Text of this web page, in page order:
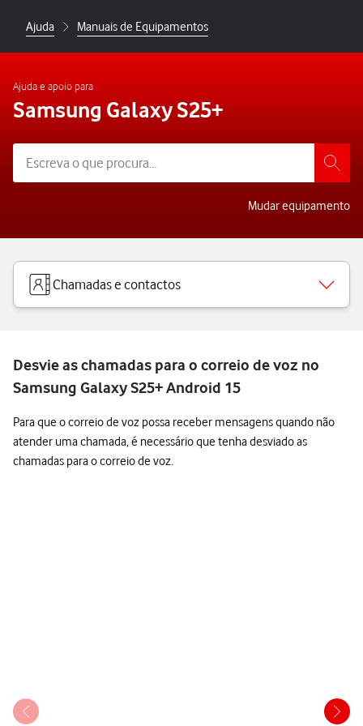
Ajuda Manuais de Equipamentos
Ajuda e apoio para
Samsung Galaxy S25+
Mudar equipamento
Chamadas e contactos
Desvie as chamadas para o correio de voz no
Samsung Galaxy S25+ Android 15
Para que o correio de voz possa receber mensagens quando não
atender uma chamada, é necessário que tenha desviado as
chamadas para o correio de voz.